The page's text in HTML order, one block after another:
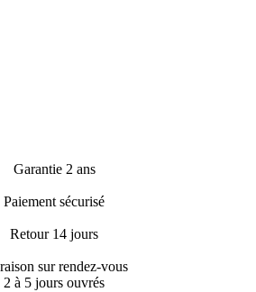
Garantie 2 ans
Paiement sécurisé
Retour 14 jours
sur rendez-vous
2 à 5 jours ouvrés